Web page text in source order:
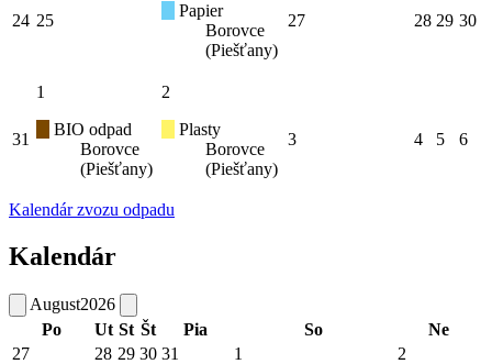
24 25
Papier
Borovce
(Piešťany)
27 28 29 30
31
1
BIO odpad
Borovce
(Piešťany)
2
Plasty
Borovce
(Piešťany)
3 4 5 6
Kalendár zvozu odpadu
Kalendár
August2026
Po
Ut St Št Pia So
Ne
27
28 29 30 31 1 2